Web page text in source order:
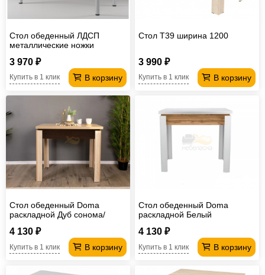
Стол обеденный ЛДСП
металлические ножки
3 970 ₽
В корзину
Купить в 1 клик
Стол T39 ширина 1200
3 990 ₽
В корзину
Купить в 1 клик
Стол обеденный Doma
раскладной Дуб сонома/
4 130 ₽
В корзину
Купить в 1 клик
Стол обеденный Doma
раскладной Белый
4 130 ₽
В корзину
Купить в 1 клик